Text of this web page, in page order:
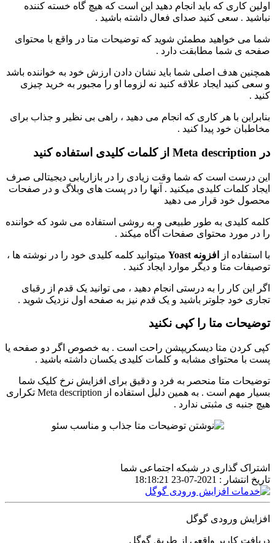
اولین کاری که باید انجام دهید این است که هیچ گاه خسته کننده
نباشید . سعی کنید صدای فعال داشته باشید .
شما می خواهید مطمئن شوید که توضیحات متا در واقع با محتوای
صفحه ی شما مطابقت دارد .
همچنین هدف اصلی شما باید نشان دادن ارزش خود به خواننده باشد
و سعی کنید ایجاد علاقه کنید نه لزوما او را مجبور به خرید چیزی
کنید .
بنابراین با هر کاری که انجام می دهید ، راهی بی نظیر و جذاب برای
مخاطبان خود پیدا کنید .
در Meta description از کلمات کلیدی استفاده کنید
این درست است که شما وقت زیادی را در بازاریابی دیجیتالی صرف
ایجاد کلمات کلیدی میکنید . آنها را در پست های وبلاگ و در صفحات
محصول خود قرار می دهید
کلمه کلیدی به طور طبیعی و به روشی استفاده می شود که خواننده
را در مورد محتوای صفحات آگاه میکند .
با استفاده از افزونه Yoast
میتوانید کلمه کلیدی خود را در نوشته ها ،
توصیفات متا و دیگر موارد ایجاد کنید .
اگر این کار را به درستی انجام دهید ، می توانید یک قدم از رقبای
تجاری خود جلوتر باشید و یک قدم نیز به صفحه اول نزدیک شوید .
توضیحات متا را کپی نکنید
کپی کردن متا دیسکریپشن راحت است . به خصوص اگر دو صفحه یا
پست با محتوای مشابه و کلمات کلیدی یکسان داشته باشید .
توضیحات متا منحصر به فرد و دقیق برای افزایش نرخ کلیک شما
بسیار مهم است . به همین دلیل استفاده از Meta description تکراری
هیچ جنبه ی مثبتی ندارد .
اشتراک گذاری در شبکه اجتماعی شما
تاریخ انتشار : 2021-07-23 18:18:21
افزایش ورودی گوگل
دریافت کاربر واقعی از طریق گوگل